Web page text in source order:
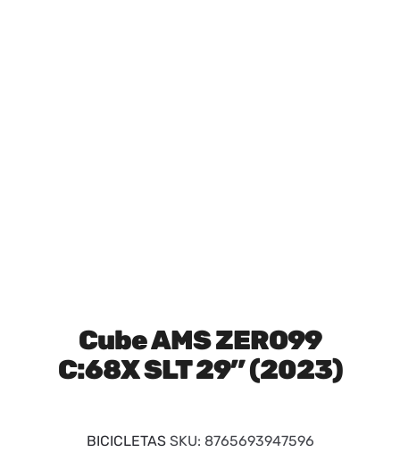
Cube AMS ZERO99
C:68X SLT 29” (2023)
BICICLETAS SKU: 8765693947596